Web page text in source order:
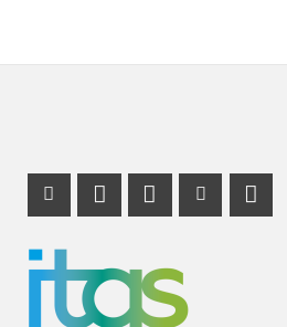
Instagram Profil
Profil Mastodon
LinkedIn